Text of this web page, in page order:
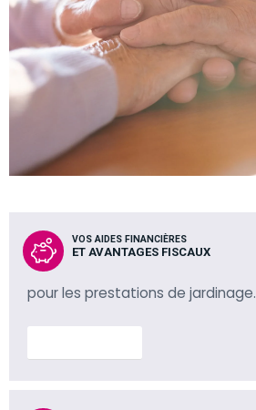
VOS AIDES FINANCIÈRES
ET AVANTAGES FISCAUX
pour les prestations de jardinage.